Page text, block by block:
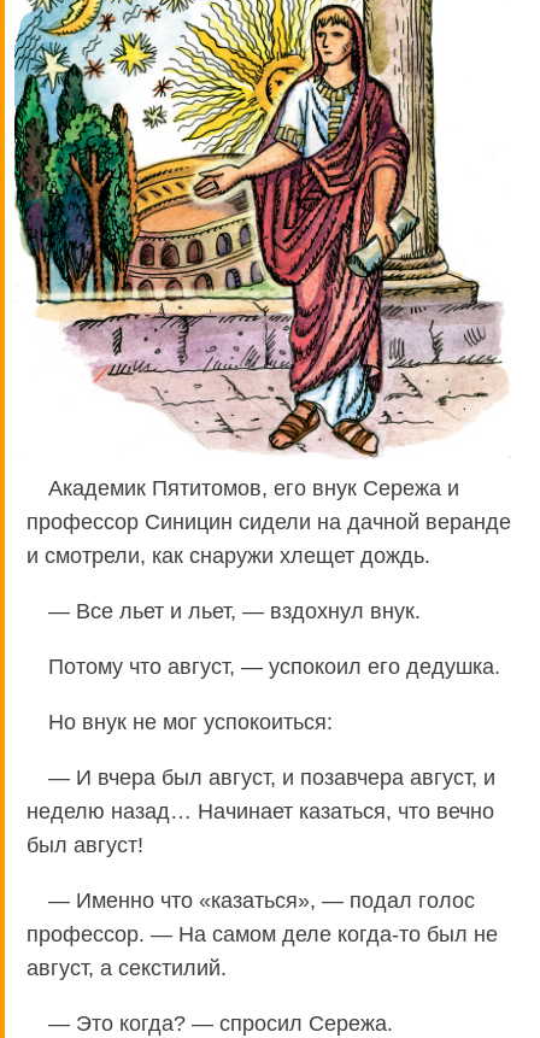
Академик Пятитомов, его внук Сережа и
профессор Синицин сидели на дачной веранде
и смотрели, как снаружи хлещет дождь.
— Все льет и льет, — вздохнул внук.
Потому что август, — успокоил его дедушка.
Но внук не мог успокоиться:
— И вчера был август, и позавчера август, и
неделю назад… Начинает казаться, что вечно
был август!
— Именно что «казаться», — подал голос
профессор. — На самом деле когда-то был не
август, а секстилий.
— Это когда? — спросил Сережа.